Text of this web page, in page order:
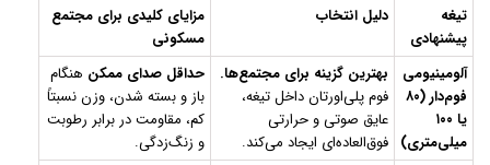
تیغه
پیشنهادی
دلیل انتخاب
مزایای کلیدی برای مجتمع
مسکونی
آلومینیومی
فوم‌دار (۸۰
یا ۱۰۰
میلی‌متری)
بهترین گزینه برای مجتمع‌ها.
فوم پلی‌اورتان داخل تیغه،
عایق صوتی و حرارتی
فوق‌العاده‌ای ایجاد می‌کند.
حداقل صدای ممکن هنگام
باز و بسته شدن، وزن نسبتاً
کم، مقاومت در برابر رطوبت
و زنگ‌زدگی.